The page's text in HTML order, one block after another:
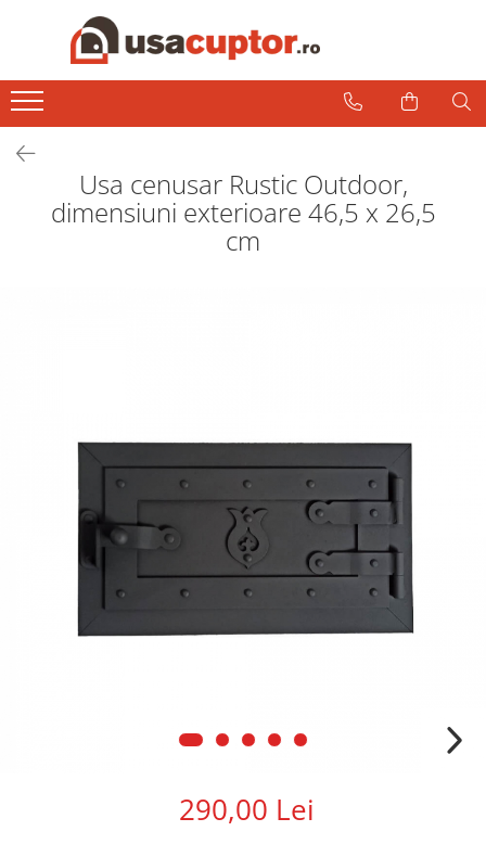
Accesorii si componente
Admisie aer pentru ardere
Hai la Grătar!Usa cenusar Rustic Outdoor,
dimensiuni exterioare 46,5 x 26,5
cm
290,00 Lei